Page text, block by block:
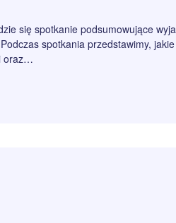
się spotkanie podsumowujące
spotkania przedstawimy,
oraz…